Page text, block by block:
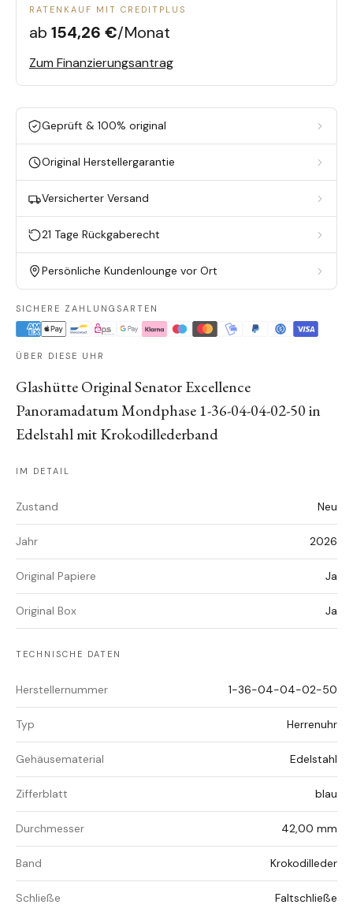
RATENKAUF MIT CREDITPLUS
ab 154,26 €/Monat
Zum Finanzierungsantrag
Geprüft & 100% original
Original Herstellergarantie
Versicherter Versand
21 Tage Rückgaberecht
Persönliche Kundenlounge vor Ort
SICHERE ZAHLUNGSARTEN
ÜBER DIESE UHR
Glashütte Original Senator Excellence
Panoramadatum Mondphase 1-36-04-04-02-50 in
Edelstahl mit Krokodillederband
IM DETAIL
Zustand Neu
Jahr 2026
Original Papiere Ja
Original Box Ja
TECHNISCHE DATEN
Herstellernummer 1-36-04-04-02-50
Typ Herrenuhr
Gehäusematerial Edelstahl
Zifferblatt blau
Durchmesser 42,00 mm
Band Krokodilleder
Schließe Faltschließe